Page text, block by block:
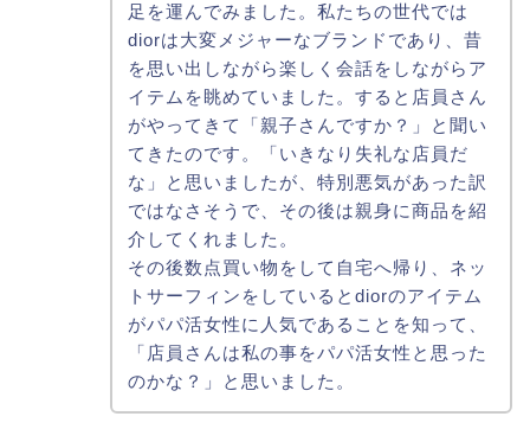
足を運んでみました。私たちの世代では
diorは大変メジャーなブランドであり、昔
を思い出しながら楽しく会話をしながらア
イテムを眺めていました。すると店員さん
がやってきて「親子さんですか？」と聞い
てきたのです。「いきなり失礼な店員だ
な」と思いましたが、特別悪気があった訳
ではなさそうで、その後は親身に商品を紹
介してくれました。
その後数点買い物をして自宅へ帰り、ネッ
トサーフィンをしているとdiorのアイテム
がパパ活女性に人気であることを知って、
「店員さんは私の事をパパ活女性と思った
のかな？」と思いました。